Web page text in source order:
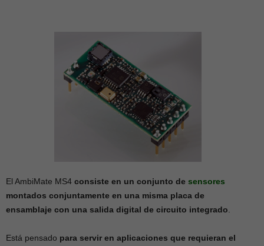
El AmbiMate MS4 consiste en un conjunto de sensores
montados conjuntamente en una misma placa de
ensamblaje con una salida digital de circuito integrado
Está pensado para servir en aplicaciones que requieran el